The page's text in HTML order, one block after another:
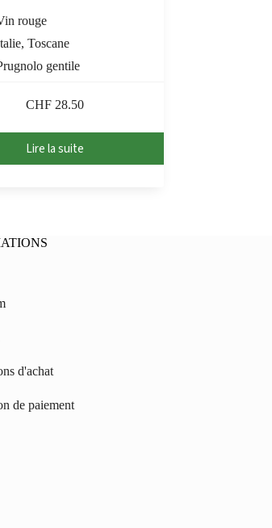
rouge
, Toscane
gentile
CHF28.50
Lire la suite
d'achat
de paiement